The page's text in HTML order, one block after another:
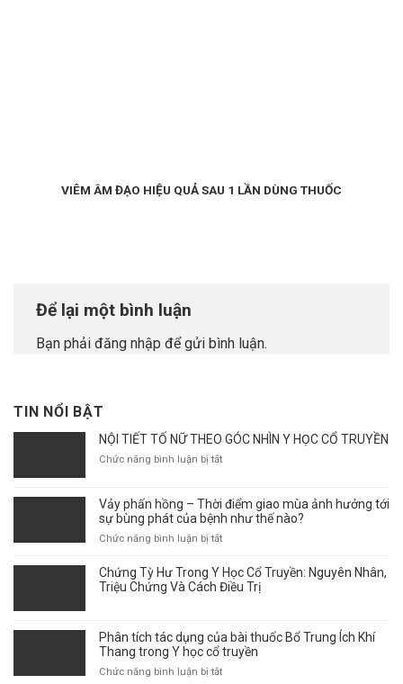
VIÊM ÂM ĐẠO HIỆU QUẢ SAU 1 LẦN DÙNG THUỐC
Để lại một bình luận
Bạn phải đăng nhập để gửi bình luận.
TIN NỔI BẬT
NỘI TIẾT TỐ NỮ THEO GÓC NHÌN Y HỌC CỔ TRUYỀN
Chức năng bình luận bị tắtở
TỐ
NỮ
THEO
NHÌN
Y
Vảy phấn hồng – Thời điểm giao mùa ảnh hưởng tới
sự bùng phát của bệnh như thế nào?
Chức năng bình luận bị tắtở
phấn
hồng
điểm
giao
mùa
ảnh
Chứng Tỳ Hư Trong Y Học Cổ Truyền: Nguyên Nhân,
Triệu Chứng Và Cách Điều Trị
Phân tích tác dụng của bài thuốc Bổ Trung Ích Khí
Thang trong Y học cổ truyền
Chức năng bình luận bị tắtở